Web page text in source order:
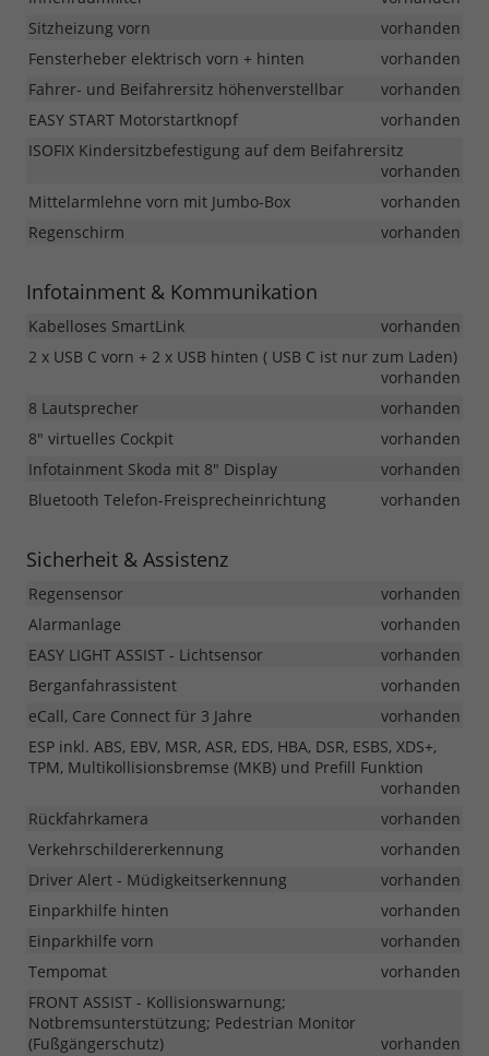
Sitzheizung vorn
vorhanden
Fensterheber elektrisch vorn + hinten
vorhanden
Fahrer- und Beifahrersitz höhenverstellbar
vorhanden
EASY START Motorstartknopf
vorhanden
ISOFIX Kindersitzbefestigung auf dem Beifahrersitz
vorhanden
Mittelarmlehne vorn mit Jumbo-Box
vorhanden
Regenschirm
vorhanden
Infotainment & Kommunikation
Kabelloses SmartLink
vorhanden
2 x USB C vorn + 2 x USB hinten ( USB C ist nur zum Laden)
vorhanden
8 Lautsprecher
vorhanden
8" virtuelles Cockpit
vorhanden
Infotainment Skoda mit 8" Display
vorhanden
Bluetooth Telefon-Freisprecheinrichtung
vorhanden
Sicherheit & Assistenz
Regensensor
vorhanden
Alarmanlage
vorhanden
EASY LIGHT ASSIST - Lichtsensor
vorhanden
Berganfahrassistent
vorhanden
eCall, Care Connect für 3 Jahre
vorhanden
ESP inkl. ABS, EBV, MSR, ASR, EDS, HBA, DSR, ESBS, XDS+,
TPM, Multikollisionsbremse (MKB) und Prefill Funktion
vorhanden
Rückfahrkamera
vorhanden
Verkehrschildererkennung
vorhanden
Driver Alert - Müdigkeitserkennung
vorhanden
Einparkhilfe hinten
vorhanden
Einparkhilfe vorn
vorhanden
Tempomat
vorhanden
FRONT ASSIST - Kollisionswarnung;
Notbremsunterstützung; Pedestrian Monitor
(Fußgängerschutz)
vorhanden